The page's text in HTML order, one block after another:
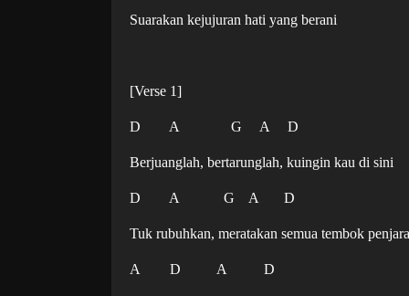
Suarakan kejujuran hati yang berani
[Verse 1]
D A G A D
Berjuanglah, bertarunglah, kuingin kau di sini
D A G A D
Tuk rubuhkan, meratakan semua tembok penjara
A D A D